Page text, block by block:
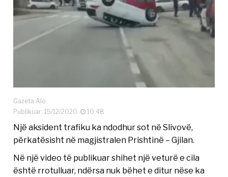
Gazeta Alo
Publikuar: 15/12/2020
10:48
Një aksident trafiku ka ndodhur sot në Slivovë,
përkatësisht në magjistralen Prishtinë – Gjilan.
Në një video të publikuar shihet një veturë e cila
është rrotulluar, ndërsa nuk bëhet e ditur nëse ka